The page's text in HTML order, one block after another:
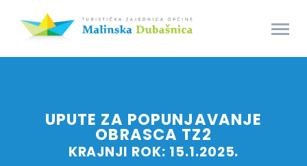
UPUTE ZA POPUNJAVANJE
OBRASCA TZ2
KRAJNJI ROK: 15.1.2025.